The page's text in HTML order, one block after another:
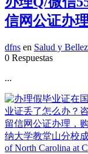
信网公证办
dfns en Salud y
0 Respuestas
...